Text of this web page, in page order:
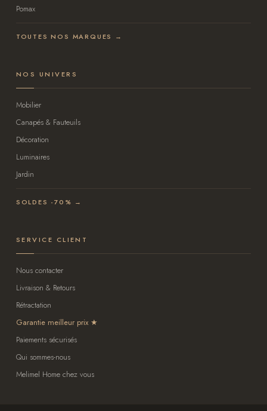
Pomax
TOUTES NOS MARQUES →
NOS UNIVERS
Mobilier
Canapés & Fauteuils
Décoration
Luminaires
Jardin
SOLDES -70% →
SERVICE CLIENT
Nous contacter
Livraison & Retours
Rétractation
Garantie meilleur prix
Paiements sécurisés
Qui sommes-nous
Melimel Home chez vous